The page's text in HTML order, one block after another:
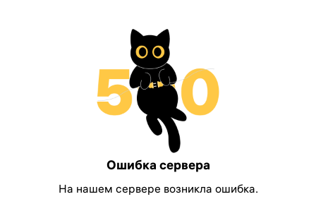
Ошибка сервера
На нашем сервере возникла ошибка.